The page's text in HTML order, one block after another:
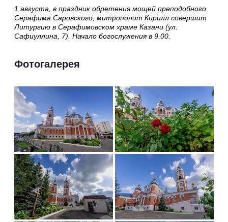
1 августа, в праздник обретения мощей преподобного
Серафима Саровского, митрополит Кирилл совершит
Литургию в Серафимовском храме Казани (ул.
Сафиуллина, 7). Начало богослужения в 9.00.
Фотогалерея